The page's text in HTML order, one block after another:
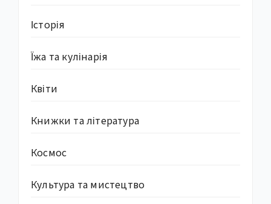
Історія
Їжа та кулінарія
Квіти
Книжки та література
Космос
Культура та мистецтво